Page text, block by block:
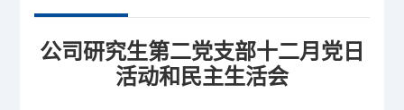
​公司研究生第二党支部十二月党日
活动和民主生活会